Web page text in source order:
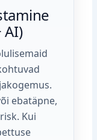
ebatäpne,
Kui